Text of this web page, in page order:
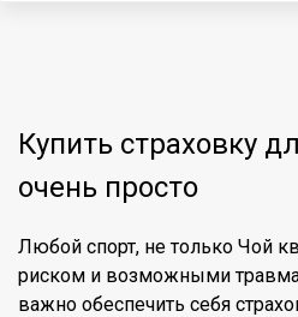
Купить страховку
очень просто
Любой спорт, не только Чой
риском и возможными
важно обеспечить себя